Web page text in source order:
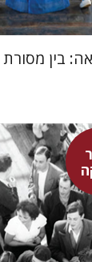
בין
לבסקי
טורצקי